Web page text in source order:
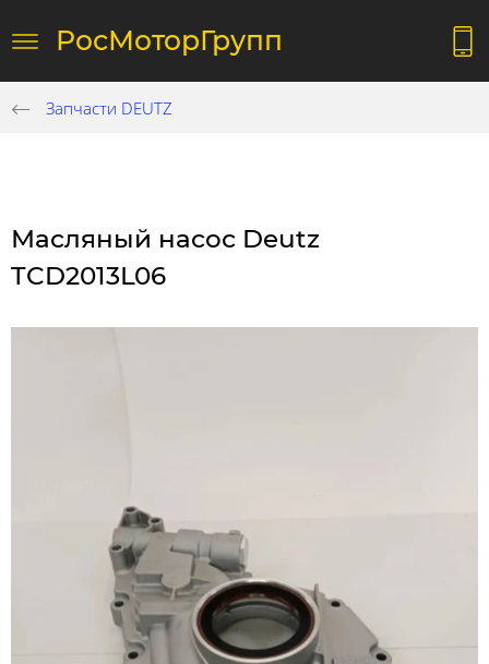
РосМоторГрупп
Запчасти DEUTZ
Масляный насос Deutz
TCD2013L06